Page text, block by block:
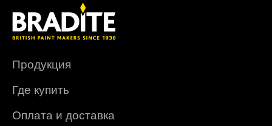
Продукция
Где купить
Оплата и доставка